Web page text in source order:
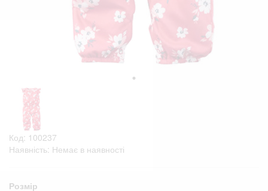
Код: 100237
Наявність: Немає в наявності
Розмір